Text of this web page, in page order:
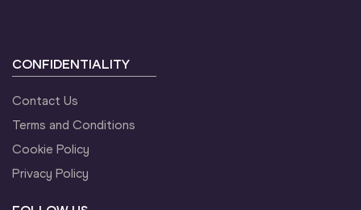
CONFIDENTIALITY
Contact Us
Terms and Conditions
Cookie Policy
Privacy Policy